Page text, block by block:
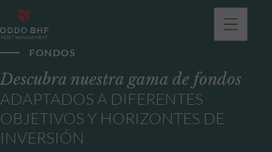
FONDOS
Descubra nuestra gama de fondos
ADAPTADOS A DIFERENTES
OBJETIVOS Y HORIZONTES DE
INVERSIÓN